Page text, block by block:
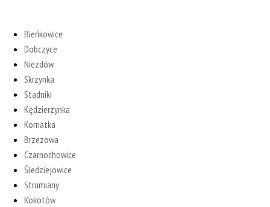
Bieńkowice
Dobczyce
Niezdów
Skrzynka
Stadniki
Kędzierzynka
Kornatka
Brzezowa
Czarnochowice
Śledziejowice
Strumiany
Kokotów